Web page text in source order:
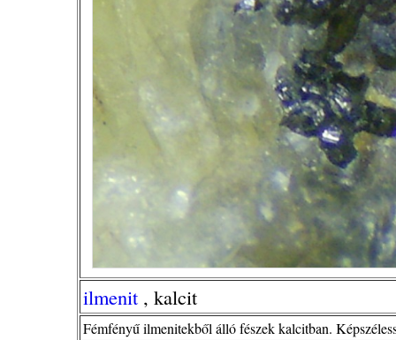
ilmenit , kalcit
Fémfényű ilmenitekből álló fészek kalcitban.